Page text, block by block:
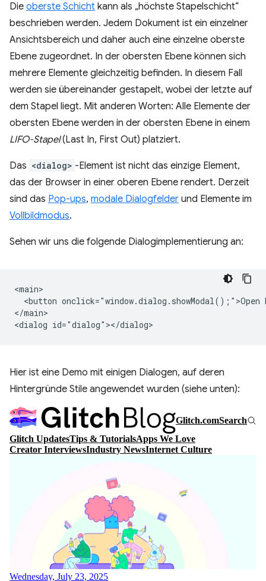
Die oberste Schicht kann als „höchste Stapelschicht“
beschrieben werden. Jedem Dokument ist ein einzelner
Ansichtsbereich und daher auch eine einzelne oberste
Ebene zugeordnet. In der obersten Ebene können sich
mehrere Elemente gleichzeitig befinden. In diesem Fall
werden sie übereinander gestapelt, wobei der letzte auf
dem Stapel liegt. Mit anderen Worten: Alle Elemente der
obersten Ebene werden in der obersten Ebene in einem
LIFO-Stapel(Last In, First Out) platziert.
Das <dialog> -Element ist nicht das einzige Element,
das der Browser in einer oberen Ebene rendert. Derzeit
sind das Pop-ups, modale Dialogfelder und Elemente im
Vollbildmodus.
Sehen wir uns die folgende Dialogimplementierung an:
<main>
<button onclick="window.dialog.showModal();">Open
</main>
Hier ist eine Demo mit einigen Dialogen, auf deren
Hintergründe Stile angewendet wurden (siehe unten):